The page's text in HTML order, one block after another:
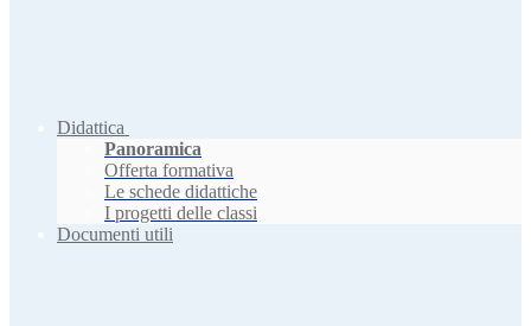
Didattica
Panoramica
Offerta formativa
Le schede didattiche
I progetti delle classi
Documenti utili